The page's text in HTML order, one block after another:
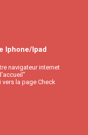
Iphone/Ipad
navigateur internet
la page Check